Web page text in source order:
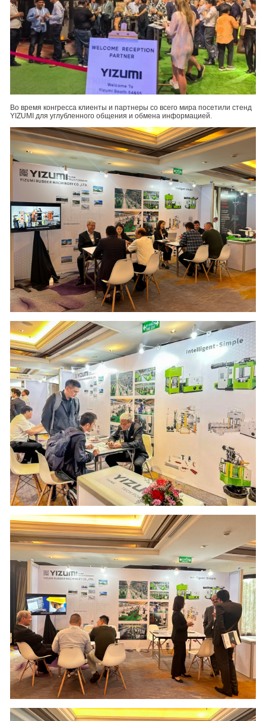
Во время конгресса клиенты и партнеры со всего мира посетили стенд
YIZUMI для углубленного общения и обмена информацией.